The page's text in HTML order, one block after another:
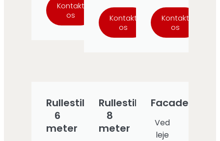
Kontakt
os
Kontakt
os
Kontakt
os
Rullestillads
6
meter
Rullestillads
8
meter
Ved
leje